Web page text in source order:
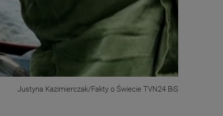
Justyna Kazimierczak/Fakty o Świecie TVN24 BiS